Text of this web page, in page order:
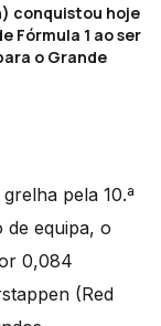
conquistou hoje
Fórmula 1 ao ser
o Grande
pela 10.ª
equipa, o
0,084
(Red